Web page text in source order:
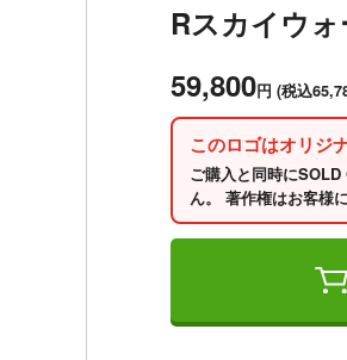
Rスカイウ
59,800円 (税込
このロゴはオリジ
ご購入と同時に
ん。 著作権はお客様